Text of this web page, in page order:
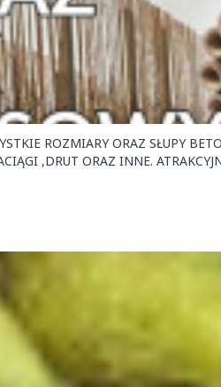
ROZMIARY ORAZ SŁUPY
,DRUT ORAZ INNE.